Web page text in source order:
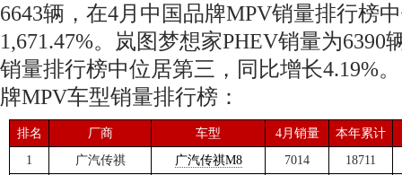
6643辆，在4月中国品牌MPV销量排行榜
1,671.47%。岚图梦想家PHEV销量为6390
销量排行榜中位居第三，同比增长4.19%
牌MPV车型销量排行榜：
排名 厂商 车型 4月销量
本年累计
1
广汽传祺 广汽传祺M8 7014
18711